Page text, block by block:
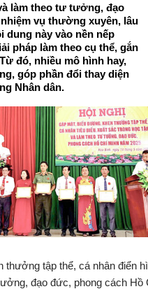
làm theo tư tưởng, đạo
vụ thường xuyên, lâu
dung này vào nền nếp
pháp làm theo cụ thể, gắn
đó, nhiều mô hình hay,
góp phần đổi thay diện
Nhân dân.
thưởng tập thể, cá nhân điển
đạo đức, phong cách Hồ